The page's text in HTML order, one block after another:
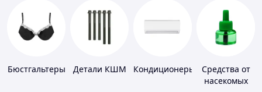
Бюстгальтеры Детали КШМ Кондиционеры
Средства от
насекомых